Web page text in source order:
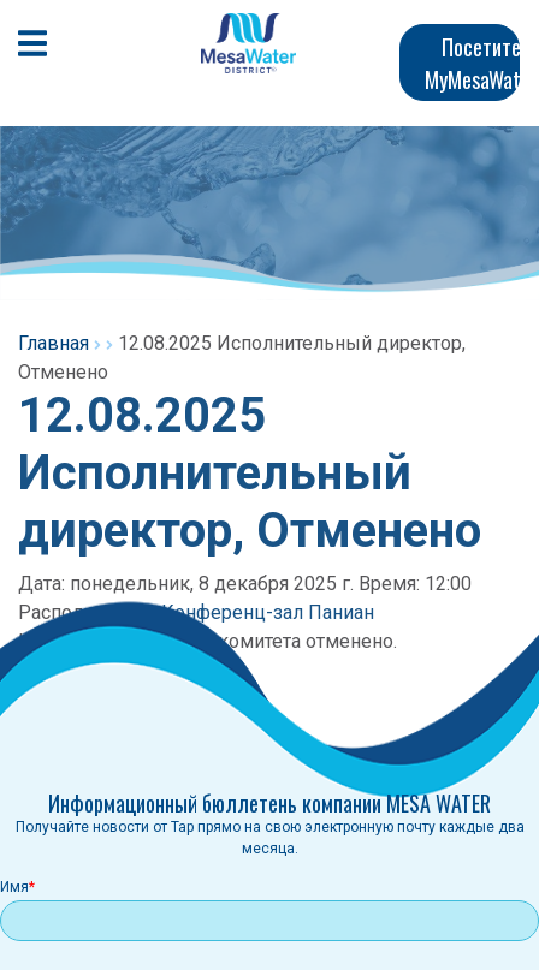
Главная
Открыть мобильное меню
Посетите
MyMesaWater
Главная
12.08.2025 Исполнительный директор,
Отменено
12.08.2025
Исполнительный
директор, Отменено
Дата: понедельник, 8 декабря 2025 г. Время: 12:00
Расположение: Конференц-зал Паниан
Категория:
Заседание комитета отменено.
Отменено
Информационный бюллетень компании MESA WATER
Получайте новости от Tap прямо на свою электронную почту каждые два
месяца.
Имя